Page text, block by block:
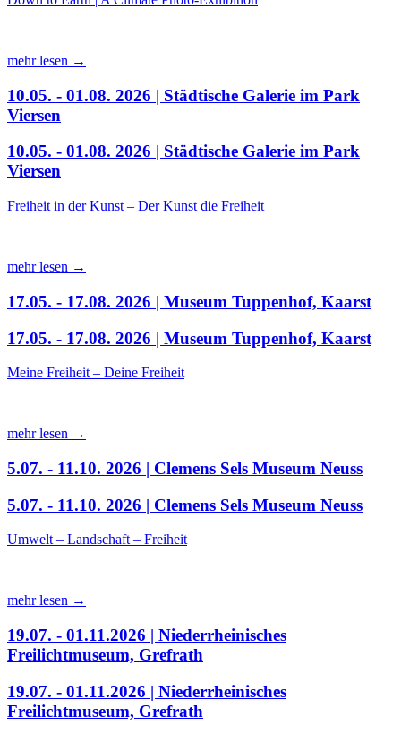
mehr lesen →
10.05. - 01.08. 2026 | Städtische Galerie im Park
Viersen
10.05. - 01.08. 2026 | Städtische Galerie im Park
Viersen
Freiheit in der Kunst – Der Kunst die Freiheit
mehr lesen →
17.05. - 17.08. 2026 | Museum Tuppenhof, Kaarst
17.05. - 17.08. 2026 | Museum Tuppenhof, Kaarst
Meine Freiheit – Deine Freiheit
mehr lesen →
5.07. - 11.10. 2026 | Clemens Sels Museum Neuss
5.07. - 11.10. 2026 | Clemens Sels Museum Neuss
Umwelt – Landschaft – Freiheit
mehr lesen →
19.07. - 01.11.2026 | Niederrheinisches
Freilichtmuseum, Grefrath
19.07. - 01.11.2026 | Niederrheinisches
Freilichtmuseum, Grefrath